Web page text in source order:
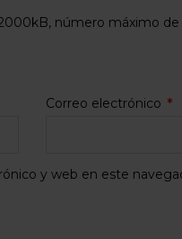
número máximo de
Correo electrónico *
y web en este